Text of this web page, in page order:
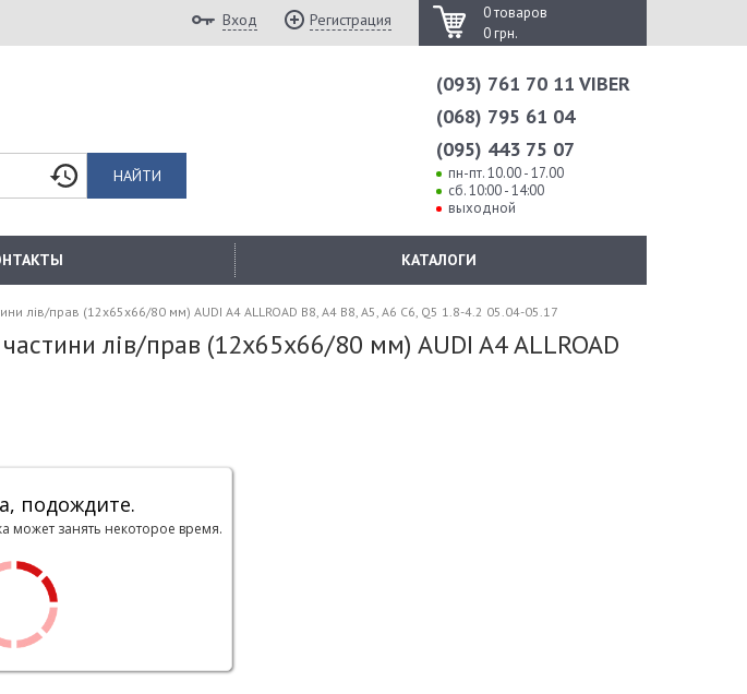
0 товаров
0 грн.
Вход Регистрация
НАЙТИ
(093) 761 70 11 VIBER
(068) 795 61 04
(095) 443 75 07
пн-пт. 10.00 - 17.00
сб. 10:00 - 14:00
выходной
КАТАЛОГИ
лів/прав (12x65x66/80 мм) AUDI A4 ALLROAD B8, A4 B8, A5, A6 C6, Q5 1.8-4.2 05.04-05.17
лів/прав (12x65x66/80 мм) AUDI A4 ALLROAD
подождите.
может занять некоторое время.